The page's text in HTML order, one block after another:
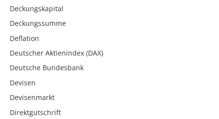
Deckungskapital
Deckungssumme
Deflation
Deutscher Aktienindex (DAX)
Deutsche Bundesbank
Devisen
Devisenmarkt
Direktgutschrift